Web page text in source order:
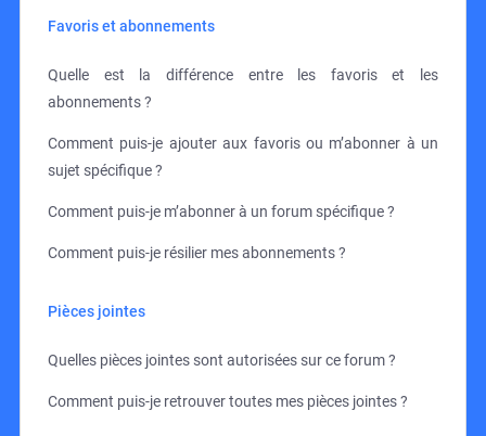
Favoris et abonnements
Quelle est la différence entre les favoris et les
abonnements ?
Comment puis-je ajouter aux favoris ou m’abonner à un
sujet spécifique ?
Comment puis-je m’abonner à un forum spécifique ?
Comment puis-je résilier mes abonnements ?
Pièces jointes
Quelles pièces jointes sont autorisées sur ce forum ?
Comment puis-je retrouver toutes mes pièces jointes ?